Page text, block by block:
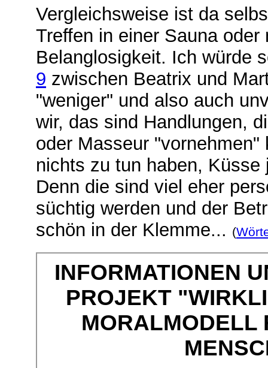
Vergleichsweise ist da
Treffen in einer Sauna
Belanglosigkeit. Ich würde
9 zwischen Beatrix und
"weniger" und also auch
wir, das sind Handlungen,
oder Masseur
nichts zu tun haben,
Denn die sind viel eher
süchtig werden und der
schön in der Klemme... (